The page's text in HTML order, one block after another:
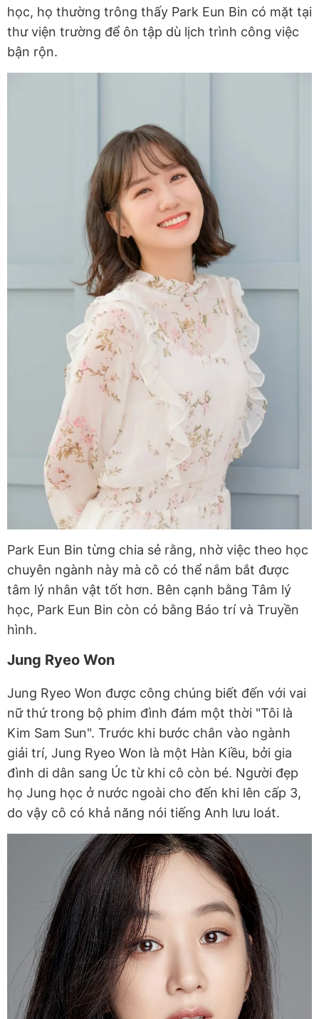
học, họ thường trông thấy Park Eun Bin có mặt tại
thư viện trường để ôn tập dù lịch trình công việc
bận rộn.
Park Eun Bin từng chia sẻ rằng, nhờ việc theo học
chuyên ngành này mà cô có thể nắm bắt được
tâm lý nhân vật tốt hơn. Bên cạnh bằng Tâm lý
học, Park Eun Bin còn có bằng Báo trí và Truyền
hình.
Jung Ryeo Won
Jung Ryeo Won được công chúng biết đến với vai
nữ thứ trong bộ phim đình đám một thời "Tôi là
Kim Sam Sun". Trước khi bước chân vào ngành
giải trí, Jung Ryeo Won là một Hàn Kiều, bởi gia
đình di dân sang Úc từ khi cô còn bé. Người đẹp
họ Jung học ở nước ngoài cho đến khi lên cấp 3,
do vậy cô có khả năng nói tiếng Anh lưu loát.